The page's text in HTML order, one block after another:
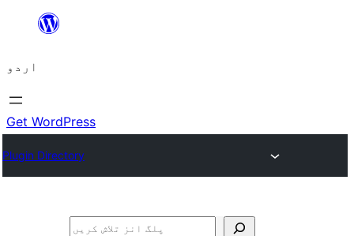
چھوڑیں
پر
جائیں
اردو
Get WordPress
Plugin Directory
تلاش